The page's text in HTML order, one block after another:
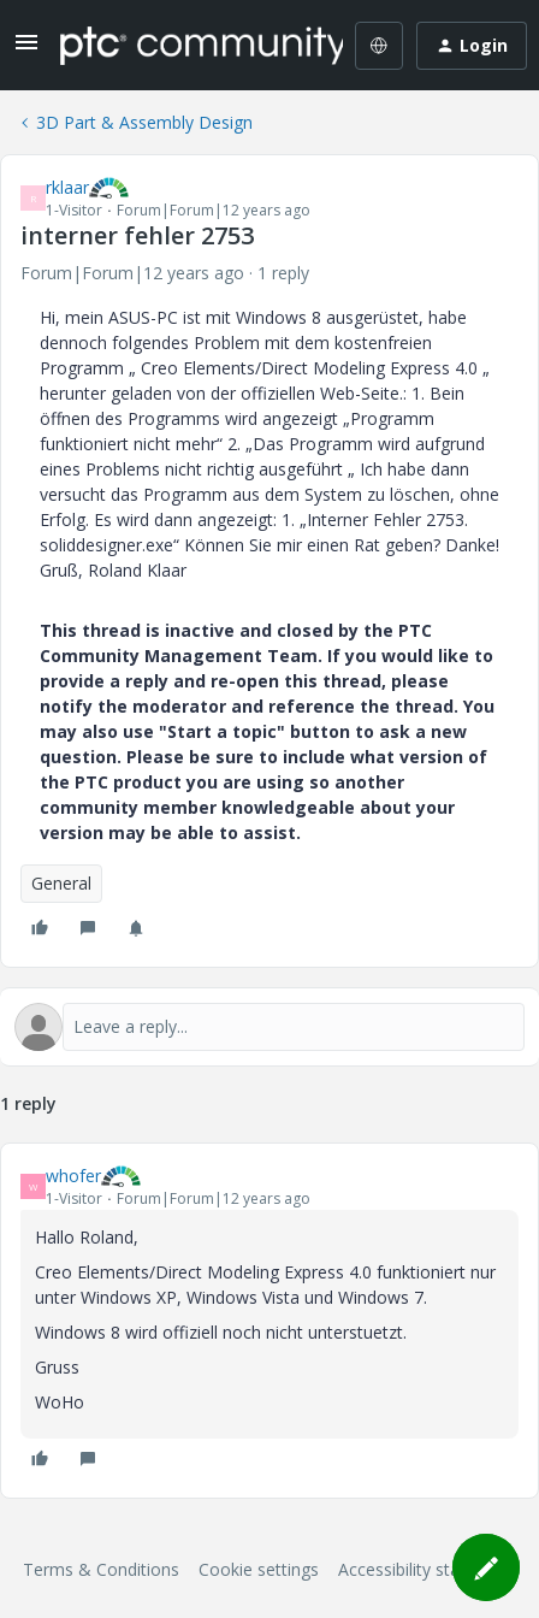
Login
3D Part & Assembly Design
R rklaar
1-Visitor Forum|Forum|12 years ago
interner fehler 2753
Forum|Forum|12 years ago
1 reply
Hi, mein ASUS-PC ist mit Windows 8 ausgerüstet, habe
dennoch folgendes Problem mit dem kostenfreien
Programm „ Creo Elements/Direct Modeling Express 4.0 „
herunter geladen von der offiziellen Web-Seite.: 1. Bein
öffnen des Programms wird angezeigt „Programm
funktioniert nicht mehr“ 2. „Das Programm wird aufgrund
eines Problems nicht richtig ausgeführt „ Ich habe dann
versucht das Programm aus dem System zu löschen, ohne
Erfolg. Es wird dann angezeigt: 1. „Interner Fehler 2753.
soliddesigner.exe“ Können Sie mir einen Rat geben? Danke!
Gruß, Roland Klaar
This thread is inactive and closed by the PTC
Community Management Team. If you would like to
provide a reply and re-open this thread, please
notify the moderator and reference the thread. You
may also use "Start a topic" button to ask a new
question. Please be sure to include what version of
the PTC product you are using so another
community member knowledgeable about your
version may be able to assist.
General
1 reply
W whofer
1-Visitor Forum|Forum|12 years ago
Hallo Roland,
Creo Elements/Direct Modeling Express 4.0 funktioniert nur
unter Windows XP, Windows Vista und Windows 7.
Windows 8 wird offiziell noch nicht unterstuetzt.
Gruss
WoHo
Terms & Conditions Cookie settings Accessibility statement